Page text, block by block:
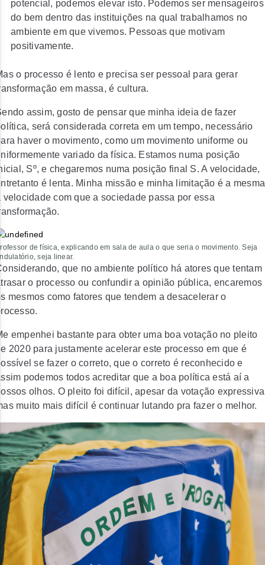
potencial, podemos elevar isto. Podemos ser mensageiros
do bem dentro das instituições na qual trabalhamos no
ambiente em que vivemos. Pessoas que motivam
positivamente.
o processo é lento e precisa ser pessoal para gerar
em massa, é cultura.
assim, gosto de pensar que minha ideia de fazer
será considerada correta em um tempo, necessário
haver o movimento, como um movimento uniforme ou
variado da física. Estamos numa posição
Sº, e chegaremos numa posição final S. A velocidade,
é lenta. Minha missão e minha limitação é a
velocidade com que a sociedade passa por essa
de física, explicando em sala de aula o que seria o movimento. Seja
seja linear.
que no ambiente político há atores que tentam
o processo ou confundir a opinião pública, encaremos
mesmos como fatores que tendem a desacelerar o
empenhei bastante para obter uma boa votação no pleito
2020 para justamente acelerar este processo em que é
se fazer o correto, que o correto é reconhecido e
podemos todos acreditar que a boa política está aí a
olhos. O pleito foi difícil, apesar da votação
muito mais difícil é continuar lutando pra fazer o melhor.